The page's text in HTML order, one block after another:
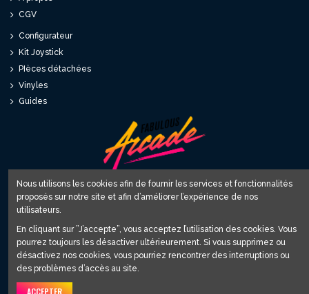
CGV
Configurateur
Kit Joystick
PIèces détachées
Vinyles
Guides
Fabulous World SARL
12 avenue du Relai 81220 Saint Paul Cap de Joux
contact@fabulous-arcade.com
Inscrivez-vous à notre Newsletter
Nous utilisons les cookies afin de fournir les services et fonctionnalités
proposés sur notre site et afin d’améliorer l’expérience de nos
utilisateurs.
En cliquant sur ”J’accepte”, vous acceptez l’utilisation des cookies. Vous
pourrez toujours les désactiver ultérieurement. Si vous supprimez ou
désactivez nos cookies, vous pourriez rencontrer des interruptions ou
des problèmes d’accès au site.
ACCEPTER